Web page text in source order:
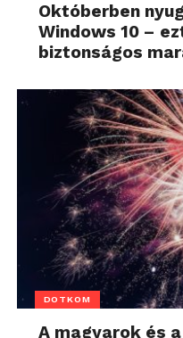
Októberben
Windows 10 –
biztonságos
DOTKOM
A magyarok és